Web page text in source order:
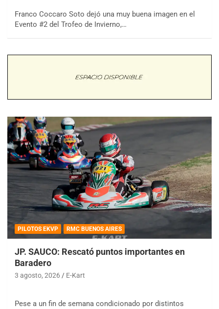
Franco Coccaro Soto dejó una muy buena imagen en el
Evento #2 del Trofeo de Invierno,…
PILOTOS EKVP RMC BUENOS AIRES
JP. SAUCO: Rescató puntos importantes en
Baradero
3 agosto, 2026 E-Kart
Pese a un fin de semana condicionado por distintos